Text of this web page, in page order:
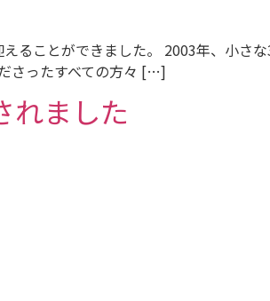
ることができました。 2003年、小さ
さったすべての方々 […]
れました